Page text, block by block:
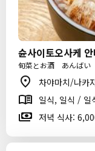
슌사이토오사케 안
旬菜とお酒 あんばい
차야마치/나카
일식, 일식 / 일
저녁 식사: